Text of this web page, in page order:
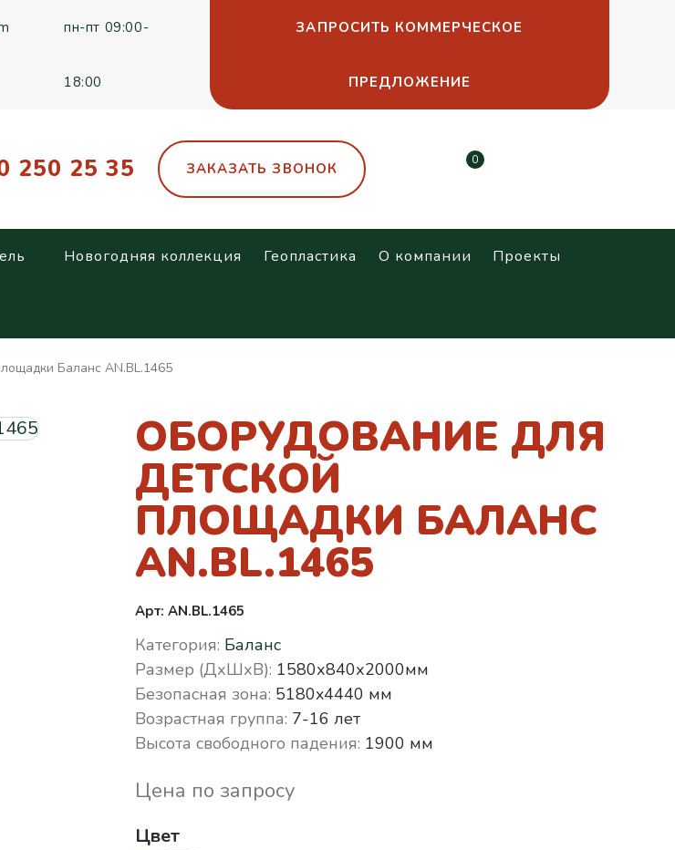
пн-пт 09:00-
18:00
ЗАПРОСИТЬ КОММЕРЧЕСКОЕ
ПРЕДЛОЖЕНИЕ
250 25 35 ЗАКАЗАТЬ ЗВОНОК 0
Новогодняя коллекция Геопластика О компании Проекты
Баланс AN.BL.1465
ОБОРУДОВАНИЕ ДЛЯ
ДЕТСКОЙ
ПЛОЩАДКИ БАЛАНС
AN.BL.1465
Арт: AN.BL.1465
Категория: Баланс
Размер (ДхШхВ): 1580х840х2000мм
Безопасная зона: 5180x4440 мм
Возрастная группа: 7-16 лет
Высота свободного падения: 1900 мм
Цена по запросу
Цвет